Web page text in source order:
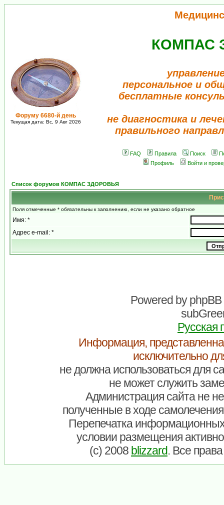
Форуму 6680-й день
Текущая дата: Вс, 9 Авг 2026
КОМПАС
персональное и
бесплатные
не диагностика и
правильного
FAQ Правила Поиск
Профиль
Войти и
Список форумов КОМПАС ЗДОРОВЬЯ
Поля отмеченные * обязательны к заполнению, если не указано обратное
Имя: *
Адрес e-mail: *
Powered byphpBB
Русская
Информация,
исключительно
не должна использоваться для
не может служить
Администрация сайта не
полученные в ходе
Перепечатка
условии размещения
(c) 2008 blizzard. Все